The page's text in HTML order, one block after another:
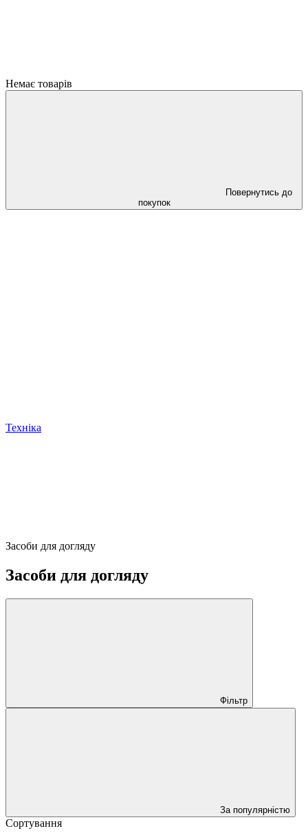
Немає товарів
Повернутись до
покупок
Техніка
Засоби для догляду
Засоби для догляду
Фільтр
За популярністю
Сортування